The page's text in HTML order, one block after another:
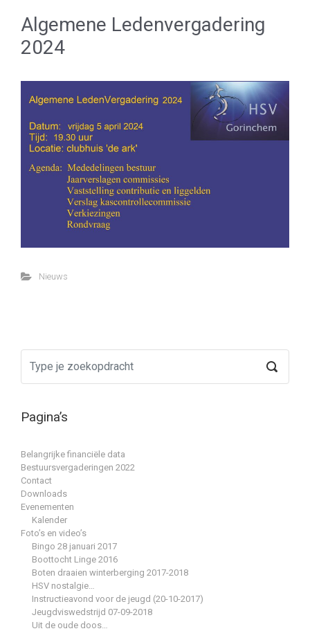
Algemene Ledenvergadering
2024
Nieuws
Pagina’s
Belangrijke financiële data
Bestuursvergaderingen 2022
Contact
Downloads
Evenementen
Kalender
Foto’s en video’s
Bingo 28 januari 2017
Boottocht Linge 2016
Boten draaien winterberging 2017-2018
HSV nostalgie…
Instructieavond voor de jeugd (20-10-2017)
Jeugdviswedstrijd 07-09-2018
Uit de oude doos…